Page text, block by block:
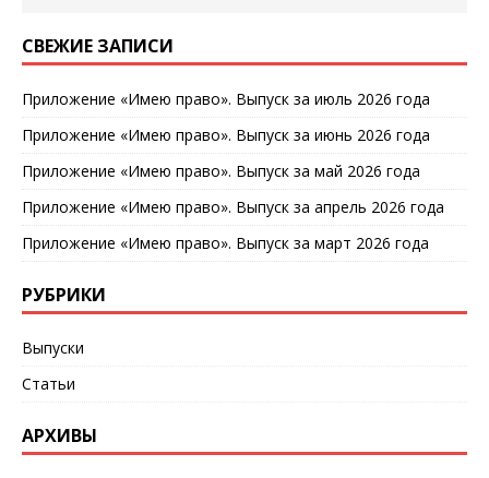
СВЕЖИЕ ЗАПИСИ
Приложение «Имею право». Выпуск за июль 2026 года
Приложение «Имею право». Выпуск за июнь 2026 года
Приложение «Имею право». Выпуск за май 2026 года
Приложение «Имею право». Выпуск за апрель 2026 года
Приложение «Имею право». Выпуск за март 2026 года
РУБРИКИ
Выпуски
Статьи
АРХИВЫ